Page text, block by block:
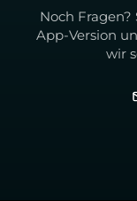
Noch
App-Version
wir